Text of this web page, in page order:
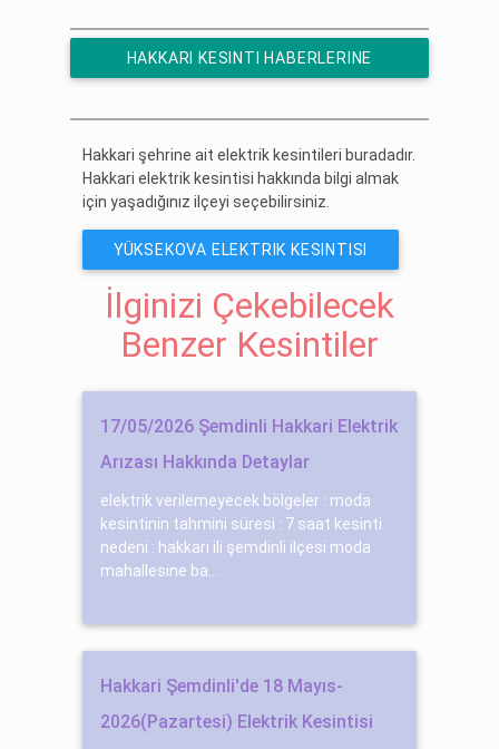
HAKKARI KESINTI HABERLERINE
Hakkari şehrine ait elektrik kesintileri buradadır.
Hakkari elektrik kesintisi hakkında bilgi almak
için yaşadığınız ilçeyi seçebilirsiniz.
YÜKSEKOVA ELEKTRIK KESINTISI
İlginizi Çekebilecek
Benzer Kesintiler
17/05/2026 Şemdinli Hakkari Elektrik
Arızası Hakkında Detaylar
elektrik verilemeyecek bölgeler : moda
kesintinin tahmini süresi : 7 saat kesinti
nedeni : hakkari ili şemdinli ilçesi moda
mahallesine ba...
Hakkari Şemdinli'de 18 Mayıs-
2026(Pazartesi) Elektrik Kesintisi